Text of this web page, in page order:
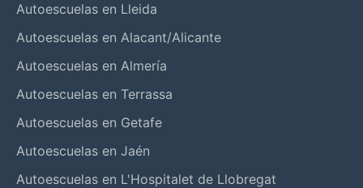
Autoescuelas en Lleida
Autoescuelas en Alacant/Alicante
Autoescuelas en Almería
Autoescuelas en Terrassa
Autoescuelas en Getafe
Autoescuelas en Jaén
Autoescuelas en L'Hospitalet de Llobregat